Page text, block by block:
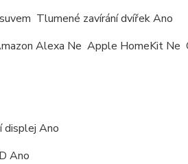
Tlumené zavírání dvířek Ano
Alexa Ne Apple HomeKit
displej Ano
Ano